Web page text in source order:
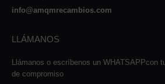
info@amqmrecambios.com
LLÁMANOS
Llámanos o escríbenos un WHATSAPPcon
de compromiso